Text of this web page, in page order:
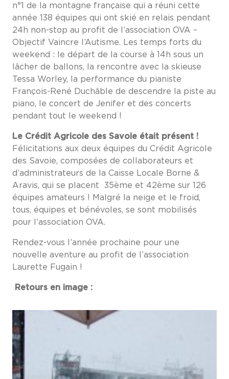
n°1 de la montagne française qui a réuni cette
année 138 équipes qui ont skié en relais pendant
24h non-stop au profit de l’association OVA –
Objectif Vaincre l’Autisme. Les temps forts du
weekend : le départ de la course à 14h sous un
lâcher de ballons, la rencontre avec la skieuse
Tessa Worley, la performance du pianiste
François-René Duchâble de descendre la piste au
piano, le concert de Jenifer et des concerts
pendant tout le weekend !
Le Crédit Agricole des Savoie était présent !
Félicitations aux deux équipes du Crédit Agricole
des Savoie, composées de collaborateurs et
d’administrateurs de la Caisse Locale Borne &
Aravis, qui se placent 35ème et 42ème sur 126
équipes amateurs ! Malgré la neige et le froid,
tous, équipes et bénévoles, se sont mobilisés
pour l’association OVA.
Rendez-vous l’année prochaine pour une
nouvelle aventure au profit de l’association
Laurette Fugain !
Retours en image :